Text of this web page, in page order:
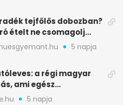
tejfölös dobozban?
ételt ne csomagolj
tégelybe
5 napja
a régi magyar
ami egész
jóllakatott
5 napja